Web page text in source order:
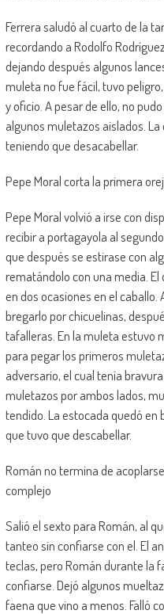
Ferrera saludó al cuarto de la
recordando a Rodolfo
dejando después algunos
muleta no fue fácil, tuvo
y oficio. A pesar de ello, no
algunos muletazos aislados.
teniendo que desacabellar.
Pepe Moral corta la primera
Pepe Moral volvió a irse con
recibir a portagayola al
que después se estirase con
rematándolo con una media.
en dos ocasiones en el
bregarlo por chicuelinas,
tafalleras. En la muleta estuvo
para pegar los primeros
adversario, el cual tenía
muletazos por ambos lados,
tendido. La estocada quedó en
que tuvo que descabellar.
Román no termina de
complejo
Salió el sexto para Román, al
tanteo sin confiarse con el. El
teclas, pero Román durante la
confiarse. Dejó algunos
faena que vino a menos. Falló